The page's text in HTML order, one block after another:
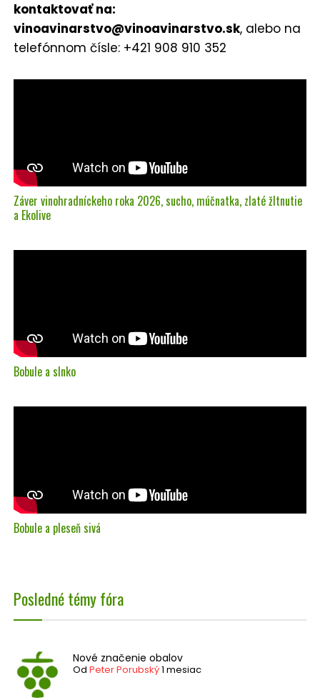
kontaktovať na:
vinoavinarstvo@vinoavinarstvo.sk, alebo na
telefónnom čísle: +421 908 910 352
Záver vinohradníckeho roka 2026, sucho, múčnatka, zlaté žltnutie
a Ekolive
Bobule a slnko
Bobule a pleseň sivá
Posledné témy fóra
Nové značenie obalov
Od Peter Porubský1 mesiac